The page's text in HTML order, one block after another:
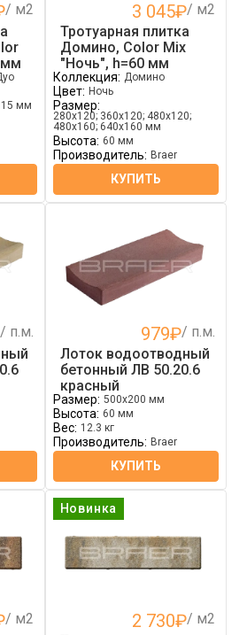
/ м2
мм
мм
3 045₽/ м2
Тротуарная плитка
Домино, Color Mix
"Ночь", h=60 мм
Коллекция: Домино
Цвет: Ночь
Размер:
280х120; 360х120; 480х120;
480х160; 640х160 мм
Высота: 60 мм
Производитель: Braer
КУПИТЬ
/ п.м.
979₽/ п.м.
Лоток водоотводный
бетонный ЛВ 50.20.6
красный
Размер: 500x200 мм
Высота: 60 мм
Вес: 12.3 кг
Производитель: Braer
КУПИТЬ
/ м2
Новинка
2 730₽/ м2